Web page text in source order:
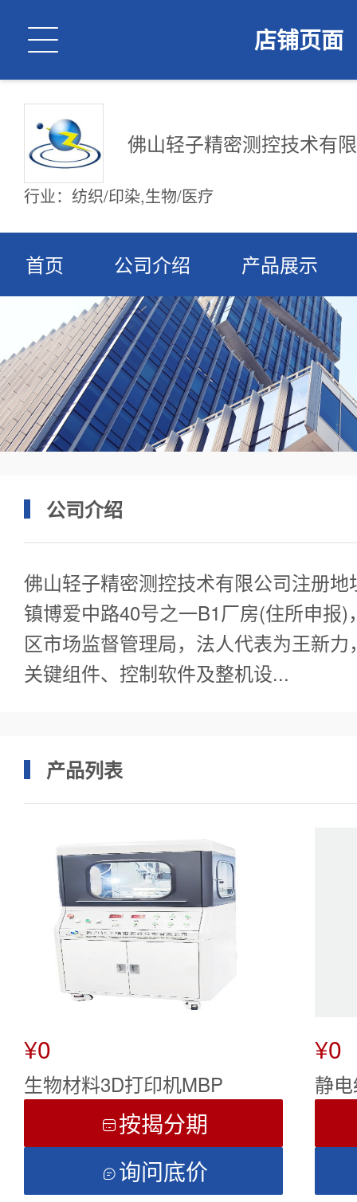
 店铺页面
佛山轻子精密测控技术有
行业：纺织/印染,生物/医疗
首页 公司介绍 产品展示
公司介绍
佛山轻子精密测控技术有限公司注册
镇博爱中路40号之一B1厂房(住所申报
区市场监督管理局，法人代表为王新
关键组件、控制软件及整机设...
产品列表
¥0
生物材料3D打印机MBP
按揭分期
 询问底价
¥0
静